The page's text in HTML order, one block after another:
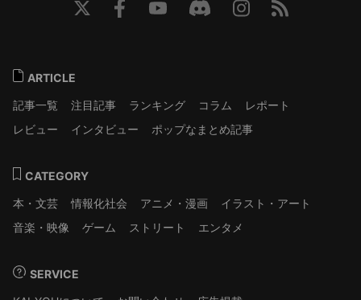
ARTICLE
記事一覧
注目記事 ランキング コラム
レポート
レビュー
インタビュー ポップなまとめ記事
CATEGORY
本・文芸
情報化社会 アニメ・漫画
イラスト・アート
音楽・映像
ゲーム ストリート エンタメ
SERVICE